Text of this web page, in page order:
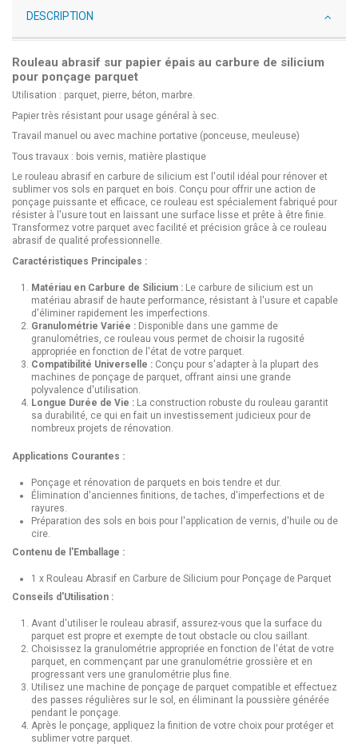
DESCRIPTION
Rouleau abrasif sur papier épais au carbure de silicium
pour ponçage parquet
Utilisation : parquet, pierre, béton, marbre.
Papier très résistant pour usage général à sec.
Travail manuel ou avec machine portative (ponceuse, meuleuse)
Tous travaux : bois vernis, matière plastique
Le rouleau abrasif en carbure de silicium est l'outil idéal pour rénover et
sublimer vos sols en parquet en bois. Conçu pour offrir une action de
ponçage puissante et efficace, ce rouleau est spécialement fabriqué pour
résister à l'usure tout en laissant une surface lisse et prête à être finie.
Transformez votre parquet avec facilité et précision grâce à ce rouleau
abrasif de qualité professionnelle.
Caractéristiques Principales :
Matériau en Carbure de Silicium : Le carbure de silicium est un
matériau abrasif de haute performance, résistant à l'usure et capable
d'éliminer rapidement les imperfections.
Granulométrie Variée : Disponible dans une gamme de
granulométries, ce rouleau vous permet de choisir la rugosité
appropriée en fonction de l'état de votre parquet.
Compatibilité Universelle : Conçu pour s'adapter à la plupart des
machines de ponçage de parquet, offrant ainsi une grande
polyvalence d'utilisation.
Longue Durée de Vie : La construction robuste du rouleau garantit
sa durabilité, ce qui en fait un investissement judicieux pour de
nombreux projets de rénovation.
Applications Courantes :
Ponçage et rénovation de parquets en bois tendre et dur.
Élimination d'anciennes finitions, de taches, d'imperfections et de
rayures.
Préparation des sols en bois pour l'application de vernis, d'huile ou de
cire.
Contenu de l'Emballage :
1 x Rouleau Abrasif en Carbure de Silicium pour Ponçage de Parquet
Conseils d'Utilisation :
Avant d'utiliser le rouleau abrasif, assurez-vous que la surface du
parquet est propre et exempte de tout obstacle ou clou saillant.
Choisissez la granulométrie appropriée en fonction de l'état de votre
parquet, en commençant par une granulométrie grossière et en
progressant vers une granulométrie plus fine.
Utilisez une machine de ponçage de parquet compatible et effectuez
des passes régulières sur le sol, en éliminant la poussière générée
pendant le ponçage.
Après le ponçage, appliquez la finition de votre choix pour protéger et
sublimer votre parquet.